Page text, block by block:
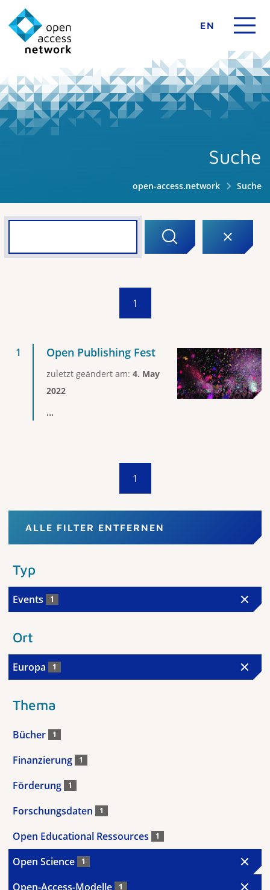
EN
Suche
open-access.network Suche
1
Open Publishing Fest
zuletzt geändert am: 4. May
2022
...
1
ALLE FILTER ENTFERNEN
Typ
Events 1
Ort
Europa 1
Thema
Bücher 1
Finanzierung 1
Förderung 1
Forschungsdaten 1
Open Educational Ressources 1
Open Science 1
Open-Access-Modelle 1